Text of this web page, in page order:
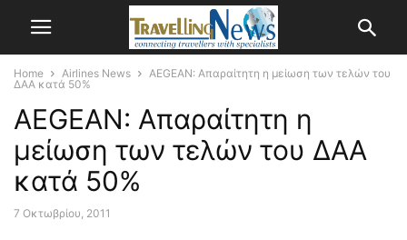
Home Airlines News
AEGEAN: Απαραίτητη η μείωση των τελών του
ΔΑΑ κατά 50%
AEGEAN: Απαραίτητη η
μείωση των τελών του ΔΑΑ
κατά 50%
7 Οκτωβρίου, 2011